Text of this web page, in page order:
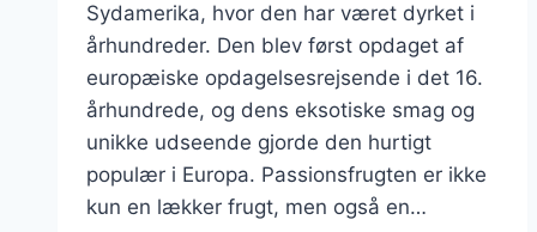
Sydamerika, hvor den har været dyrket i
århundreder. Den blev først opdaget af
europæiske opdagelsesrejsende i det 16.
århundrede, og dens eksotiske smag og
unikke udseende gjorde den hurtigt
populær i Europa. Passionsfrugten er ikke
kun en lækker frugt, men også en…